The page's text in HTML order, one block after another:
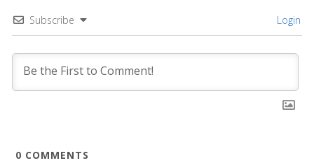
Subscribe Login
0 COMMENTS